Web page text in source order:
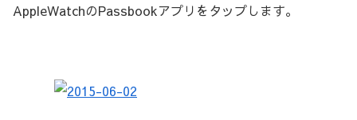
AppleWatchのPassbookアプリをタップします。